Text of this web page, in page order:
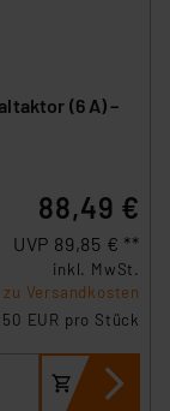
(6 A) –
88,49 €
UVP 89,85 € **
inkl. MwSt.
Versandkosten
EUR pro Stück